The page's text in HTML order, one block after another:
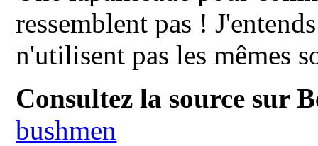
ressemblent pas !
n'utilisent pas les mêmes
Consultez la source sur
bushmen